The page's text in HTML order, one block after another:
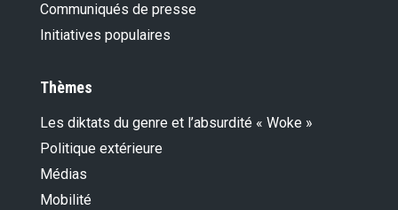
Communiqués de presse
Initiatives populaires
Thèmes
Les diktats du genre et l’absurdité « Woke »
Politique extérieure
Médias
Mobilité